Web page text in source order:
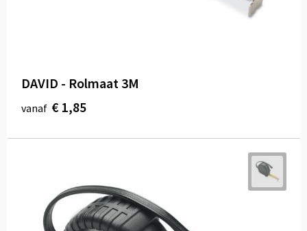
DAVID - Rolmaat 3M
vanaf € 1,85